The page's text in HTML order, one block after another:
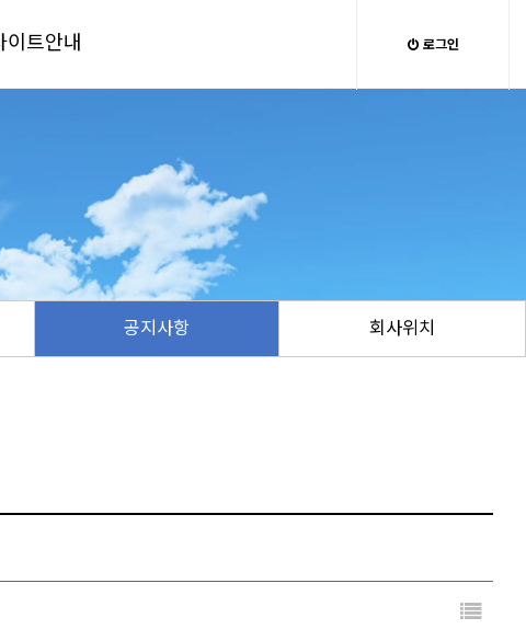
이트안내 로그인
공지사항 회사위치